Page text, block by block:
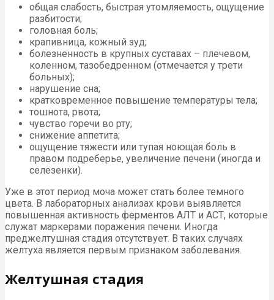
общая слабость, быстрая утомляемость, ощущение
разбитости;
головная боль;
крапивница, кожный зуд;
болезненность в крупных суставах – плечевом,
коленном, тазобедренном (отмечается у трети
больных);
нарушение сна;
кратковременное повышение температуры тела;
тошнота, рвота;
чувство горечи во рту;
снижение аппетита;
ощущение тяжести или тупая ноющая боль в
правом подреберье, увеличение печени (иногда и
селезенки).
Уже в этот период моча может стать более темного
цвета. В лабораторных анализах крови выявляется
повышенная активность ферментов АЛТ и АСТ, которые
служат маркерами поражения печени. Иногда
преджелтушная стадия отсутствует. В таких случаях
желтуха является первым признаком заболевания.
Желтушная стадия